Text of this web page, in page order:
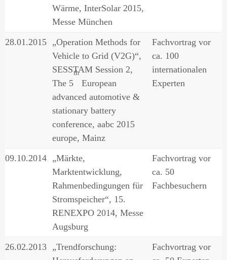
Wärme, InterSolar 2015,
Messe München
28.01.2015 „Operation Methods for
Vehicle to Grid (V2G)“,
SESSTAM Session 2,
The 5
th
European
advanced automotive &
stationary battery
conference, aabc 2015
europe, Mainz
Fachvortrag vor
ca. 100
internationalen
Experten
09.10.2014 „Märkte,
Marktentwicklung,
Rahmenbedingungen für
Stromspeicher“, 15.
RENEXPO 2014, Messe
Augsburg
Fachvortrag vor
ca. 50
Fachbesuchern
26.02.2013 „Trendforschung:
Fachvortrag vor